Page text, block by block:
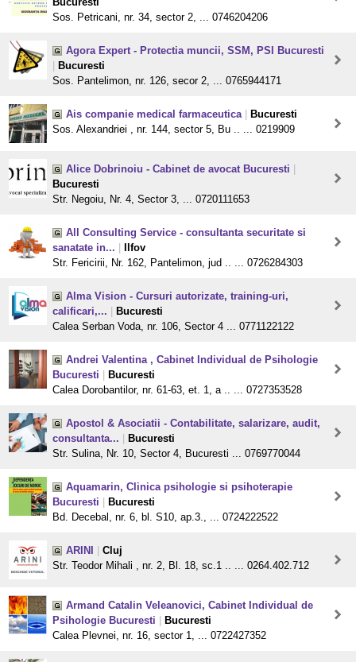
Sos. Petricani, nr. 34, sector 2, ... 0746204206
Agora Expert - Protectia muncii, SSM, PSI Bucuresti
Bucuresti
Sos. Pantelimon, nr. 126, secor 2, ... 0765944171
Ais companie medical farmaceutica
Bucuresti
Sos. Alexandriei , nr. 144, sector 5, Bu .. ... 0219909
Alice Dobrinoiu - Cabinet de avocat Bucuresti
Bucuresti
Str. Negoiu, Nr. 4, Sector 3, ... 0720111653
All Consulting Service - consultanta securitate si
sanatate in...
Ilfov
Str. Fericirii, Nr. 162, Pantelimon, jud .. ... 0726284303
Alma Vision - Cursuri autorizate, training-uri,
calificari,...
Bucuresti
Calea Serban Voda, nr. 106, Sector 4 ... 0771122122
Andrei Valentina , Cabinet Individual de Psihologie
Bucuresti
Bucuresti
Calea Dorobantilor, nr. 61-63, et. 1, a .. ... 0727353528
Apostol & Asociatii - Contabilitate, salarizare, audit,
consultanta...
Bucuresti
Str. Sulina, Nr. 10, Sector 4, Bucuresti ... 0769770044
Aquamarin, Clinica psihologie si psihoterapie
Bucuresti
Bucuresti
Bd. Decebal, nr. 6, bl. S10, ap.3., ... 0724222522
ARINI
Cluj
Str. Teodor Mihali , nr. 2, Bl. 18, sc.1 .. ... 0264.402.712
Armand Catalin Veleanovici, Cabinet Individual de
Psihologie Bucuresti
Bucuresti
Calea Plevnei, nr. 16, sector 1, ... 0722427352